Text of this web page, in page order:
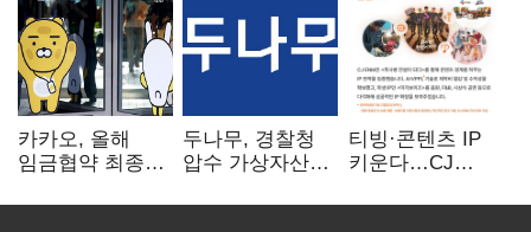
카카오, 올해
임금협약 최종
인상·격려금
두나무, 경찰청
압수 가상자산
커스터디 사업
티빙·콘텐츠 IP
키운다…CJ
글로벌 확장 가속